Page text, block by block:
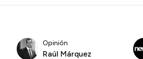
Opinión
Raúl Márquez